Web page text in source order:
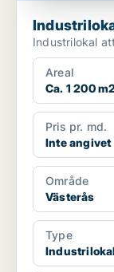
Industrilokal
Areal
Ca. 1 200
Pris pr. md.
Inte angivet
Område
Västerås
Type
Industrilokal